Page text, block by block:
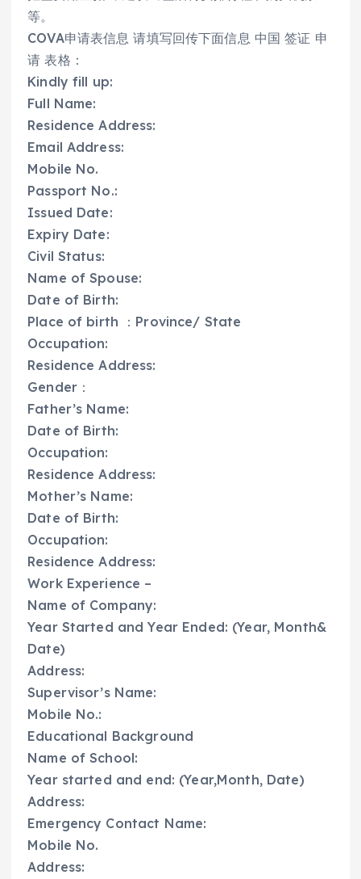
等。
COVA申请表信息 请填写回传下面信息 中国 签证 申
请 表格：
Kindly fill up:
Full Name:
Residence Address:
Email Address:
Mobile No.
Passport No.:
Issued Date:
Expiry Date:
Civil Status:
Name of Spouse:
Date of Birth:
Place of birth ：Province/ State
Occupation:
Residence Address:
Gender：
Father’s Name:
Date of Birth:
Occupation:
Residence Address:
Mother’s Name:
Date of Birth:
Occupation:
Residence Address:
Work Experience –
Name of Company:
Year Started and Year Ended: (Year, Month&
Date)
Address:
Supervisor’s Name:
Mobile No.:
Educational Background
Name of School:
Year started and end: (Year,Month, Date)
Address:
Emergency Contact Name:
Mobile No.
Address: